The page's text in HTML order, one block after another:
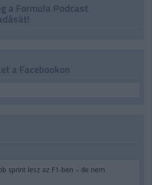
a Formula Podcast
a Facebookon
sprint lesz az F1-ben – de nem